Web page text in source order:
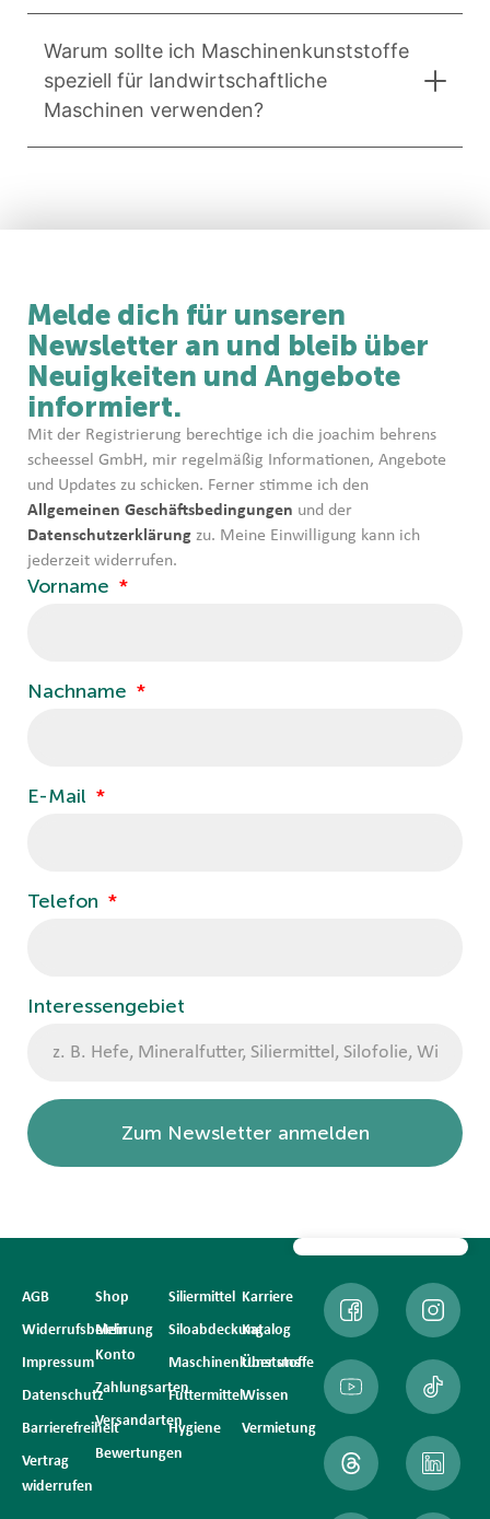
Warum sollte ich Maschinenkunststoffe
speziell für landwirtschaftliche
Maschinen verwenden?
Melde dich für unseren
Newsletter an und bleib über
Neuigkeiten und Angebote
informiert.
Mit der Registrierung berechtige ich die joachim behrens
scheessel GmbH, mir regelmäßig Informationen, Angebote
und Updates zu schicken. Ferner stimme ich den
Allgemeinen Geschäftsbedingungen und der
Datenschutzerklärung zu. Meine Einwilligung kann ich
jederzeit widerrufen.
Vorname
Nachname
E-Mail
Telefon
Interessengebiet
Zum Newsletter anmelden
AGB
Widerrufsbelehrung
Impressum
Datenschutz
Barrierefreiheit
Vertrag
widerrufen
Shop
Mein
Konto
Zahlungsarten
Versandarten
Bewertungen
Siliermittel
Siloabdeckung
Maschinenkunststoffe
Futtermittel
Hygiene
Karriere
Katalog
Über uns
Wissen
Vermietung